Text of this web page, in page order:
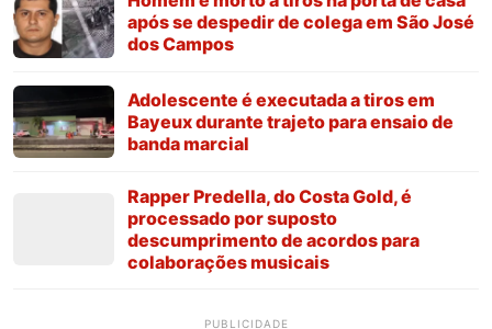
após se despedir de colega em São José
dos Campos
Adolescente é executada a tiros em
Bayeux durante trajeto para ensaio de
banda marcial
Rapper Predella, do Costa Gold, é
processado por suposto
descumprimento de acordos para
colaborações musicais
PUBLICIDADE